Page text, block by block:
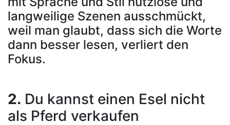
langweilige Szenen ausschmückt,
weil man glaubt, dass sich die Worte
dann besser lesen, verliert den
Fokus.
2. Du kannst einen Esel nicht
als Pferd verkaufen